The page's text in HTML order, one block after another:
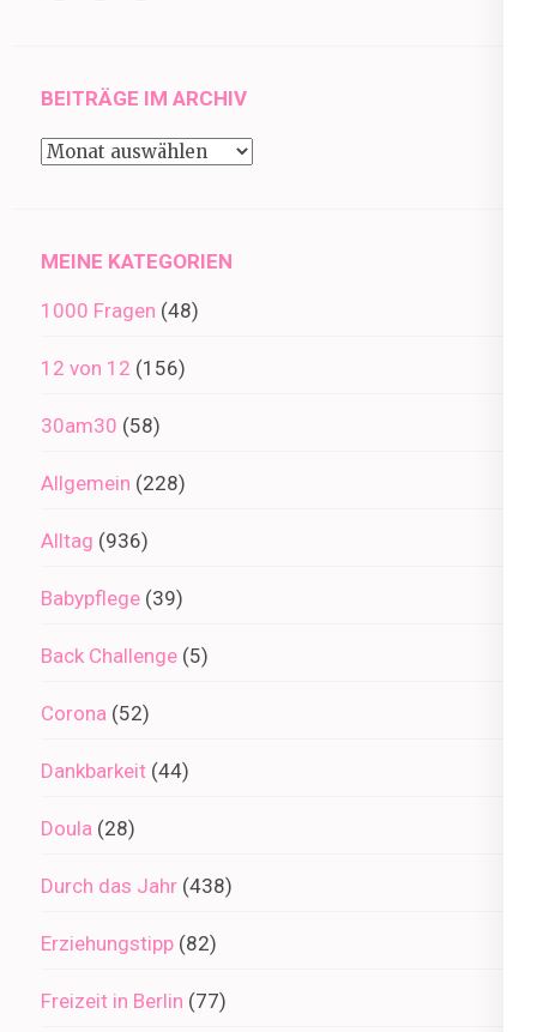
BEITRÄGE IM ARCHIV
Beiträge
MEINE KATEGORIEN
1000 Fragen (48)
12 von 12 (156)
30am30 (58)
Allgemein (228)
Alltag (936)
Babypflege (39)
Back Challenge (5)
Corona (52)
Dankbarkeit (44)
Doula (28)
Durch das Jahr (438)
Erziehungstipp (82)
Freizeit in Berlin (77)